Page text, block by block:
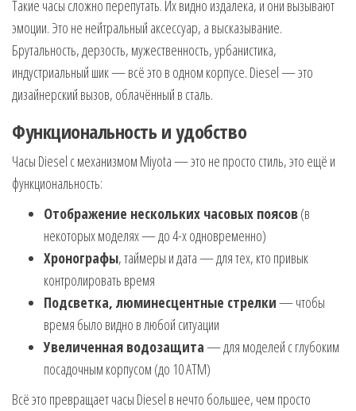
Такие часы сложно перепутать. Их видно издалека, и они вызывают
эмоции. Это не нейтральный аксессуар, а высказывание.
Брутальность, дерзость, мужественность, урбанистика,
индустриальный шик — всё это в одном корпусе. Diesel — это
дизайнерский вызов, облачённый в сталь.
Функциональность и удобство
Часы Diesel с механизмом Miyota — это не просто стиль, это ещё и
функциональность:
Отображение нескольких часовых поясов(в
некоторых моделях — до 4-х одновременно)
Хронографы, таймеры и дата — для тех, кто привык
контролировать время
Подсветка, люминесцентные стрелки— чтобы
время было видно в любой ситуации
Увеличенная водозащита— для моделей с глубоким
посадочным корпусом (до 10 АТМ)
Всё это превращает часы Diesel в нечто большее, чем просто